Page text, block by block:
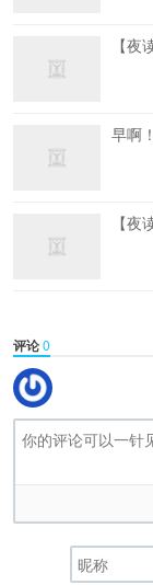
【
早啊
【
评论0